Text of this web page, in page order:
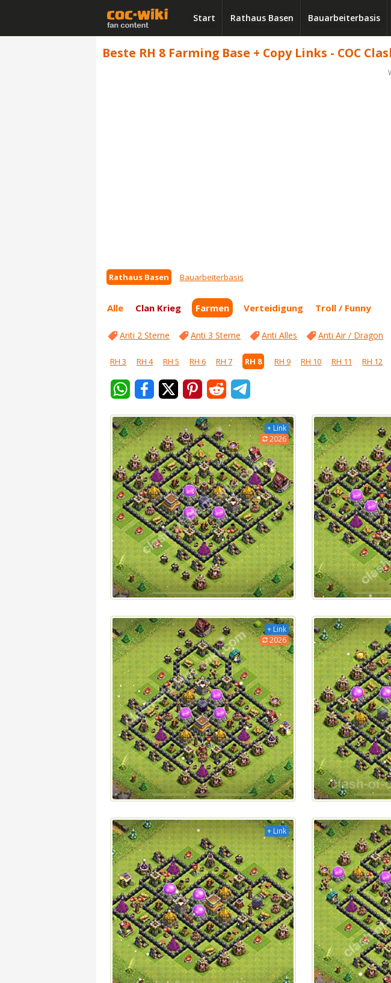
Start Rathaus Basen Bauarbeiterbasis
Beste RH 8 Farming Base + Copy Links - COC
Rathaus Basen Bauarbeiterbasis
Alle Clan Krieg Farmen Verteidigung Troll / Funny
Anti 2 Sterne Anti 3 Sterne Anti Alles Anti Air / Dragon
RH 3 RH 4 RH 5 RH 6 RH 7 RH 8 RH 9 RH 10 RH 11 RH 12
+ Link
2026
+ Link
2026
+ Link